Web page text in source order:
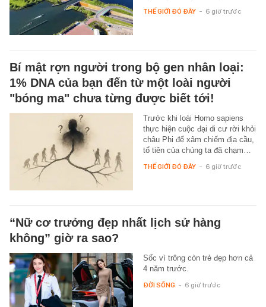
THẾ GIỚI ĐÓ ĐÂY - 6 giờ trước
Bí mật rợn người trong bộ gen nhân loại:
1% DNA của bạn đến từ một loài người
"bóng ma" chưa từng được biết tới!
Trước khi loài Homo sapiens
thực hiện cuộc đại di cư rời khỏi
châu Phi để xâm chiếm địa cầu,
tổ tiên của chúng ta đã chạm…
THẾ GIỚI ĐÓ ĐÂY - 6 giờ trước
“Nữ cơ trưởng đẹp nhất lịch sử hàng
không” giờ ra sao?
Sốc vì trông còn trẻ đẹp hơn cả
4 năm trước.
ĐỜI SỐNG - 6 giờ trước